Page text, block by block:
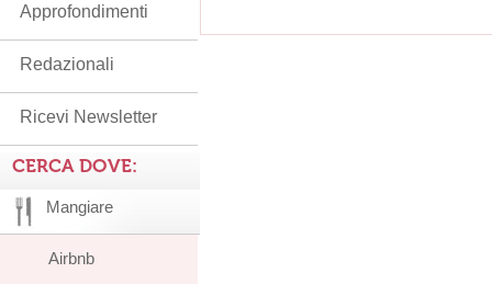
Approfondimenti
Redazionali
Ricevi Newsletter
CERCA DOVE:
Mangiare
Airbnb